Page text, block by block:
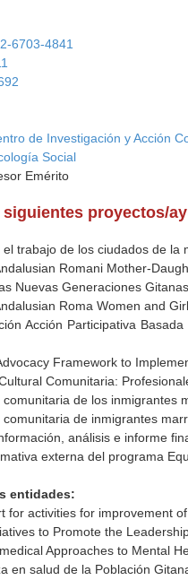
6703-4841
de Investigación y Acción
Social
Emérito
proyectos/
trabajo de los ciudados de
Romani Mother-
Nuevas Generaciones
Roma Women and
Acción Participativa
Framework to
Comunitaria:
comunitaria de los inmigrantes
comunitaria de inmigrantes
análisis e informe
externa del programa
entidades:
for activities for improvement
to Promote the
Approaches to Mental
en salud de la Población